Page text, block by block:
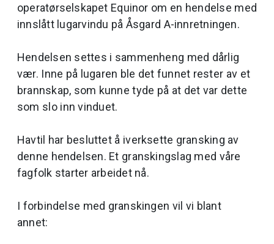
operatørselskapet Equinor om en hendelse med
innslått lugarvindu på Åsgard A-innretningen.
Hendelsen settes i sammenheng med dårlig
vær. Inne på lugaren ble det funnet rester av et
brannskap, som kunne tyde på at det var dette
som slo inn vinduet.
Havtil har besluttet å iverksette gransking av
denne hendelsen. Et granskingslag med våre
fagfolk starter arbeidet nå.
I forbindelse med granskingen vil vi blant
annet: